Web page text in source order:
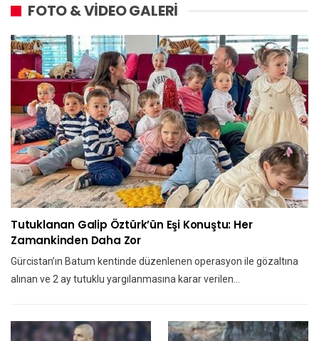
FOTO & VİDEO GALERİ
Tutuklanan Galip Öztürk’ün Eşi Konuştu: Her
Zamankinden Daha Zor
Gürcistan’ın Batum kentinde düzenlenen operasyon ile gözaltına
alınan ve 2 ay tutuklu yargılanmasına karar verilen…